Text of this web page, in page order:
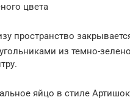
цвета
пространство
из темно-
яйцо в стиле